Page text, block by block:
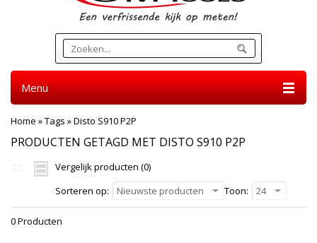
Menu
Home »Tags »Disto S910 P2P
PRODUCTEN GETAGD MET DISTO S910 P2P
Vergelijk producten (0)
Sorteren op:
Nieuwste producten Toon: 24
0 Producten